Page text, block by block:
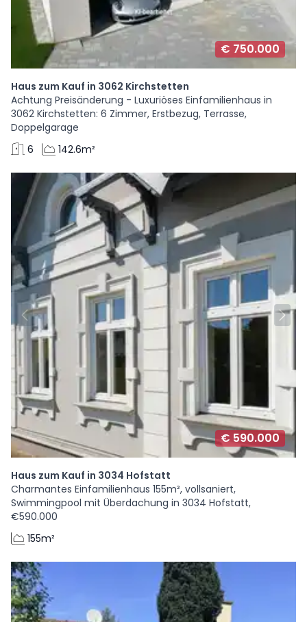
€ 750.000
Haus zum Kauf in 3062 Kirchstetten
Achtung Preisänderung - Luxuriöses Einfamilienhaus in
3062 Kirchstetten: 6 Zimmer, Erstbezug, Terrasse,
Doppelgarage
6
142.6m²
€ 590.000
Haus zum Kauf in 3034 Hofstatt
Charmantes Einfamilienhaus 155m², vollsaniert,
Swimmingpool mit Überdachung in 3034 Hofstatt,
€590.000
155m²